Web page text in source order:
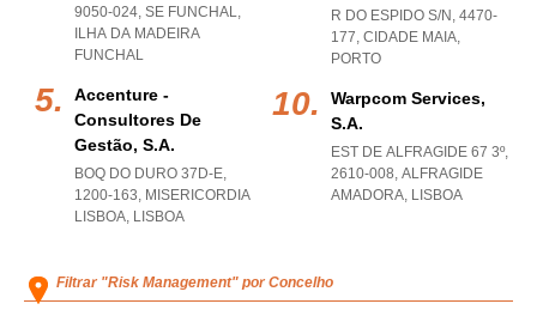
9050-024, SE FUNCHAL,
ILHA DA MADEIRA
FUNCHAL
Accenture -
Consultores De
Gestão, S.a.
BOQ DO DURO 37D-E,
1200-163, MISERICORDIA
LISBOA, LISBOA
R DO ESPIDO S/N, 4470-
177, CIDADE MAIA,
PORTO
Warpcom Services,
S.a.
EST DE ALFRAGIDE 67 3º,
2610-008, ALFRAGIDE
AMADORA, LISBOA
Filtrar "Risk Management" por Concelho